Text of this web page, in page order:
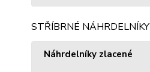
STŘÍBRNÉ NÁHRDELNÍKY
Náhrdelníky zlacené